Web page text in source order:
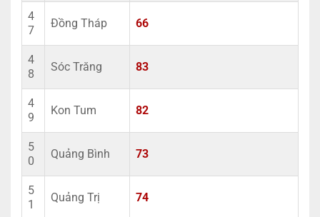
4
7
Đồng Tháp 66
4
8
Sóc Trăng 83
4
9
Kon Tum 82
5
0
Quảng Bình 73
5
1
Quảng Trị 74